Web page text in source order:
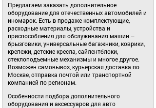
Предлагаем заказать дополнительное
оборудование для отечественных автомобилей и
иномарок. Есть в продаже комплектующие,
расходные материалы, устройства и
приспособления для обслуживания машин –
брызговики, универсальные багажники, коврики,
крепежи, детские кресла, сайлентблоки,
стеклоподъемные механизмы и многое другое.
Возможен самовывоз, курьерская доставка по
Москве, отправка почтой или транспортной
компанией по регионам.
Особенности подбора дополнительного
оборудования и аксессуаров для авто